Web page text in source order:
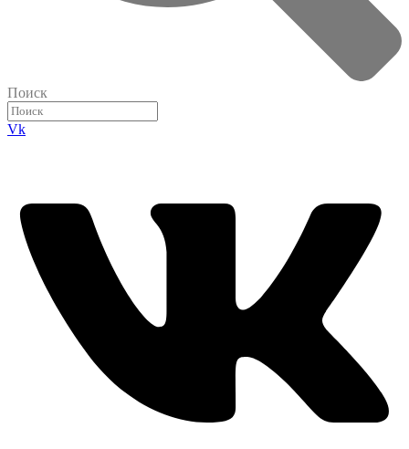
Поиск
Vk